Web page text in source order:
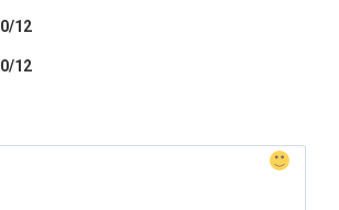
0/12
0/12